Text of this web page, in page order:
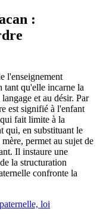
:
l'enseignement
tant qu'elle incarne la
et au désir. Par
est signifié à l'enfant
fait limite à la
qui, en substituant le
permet au sujet de
Il instaure une
la structuration
confronte la
loi